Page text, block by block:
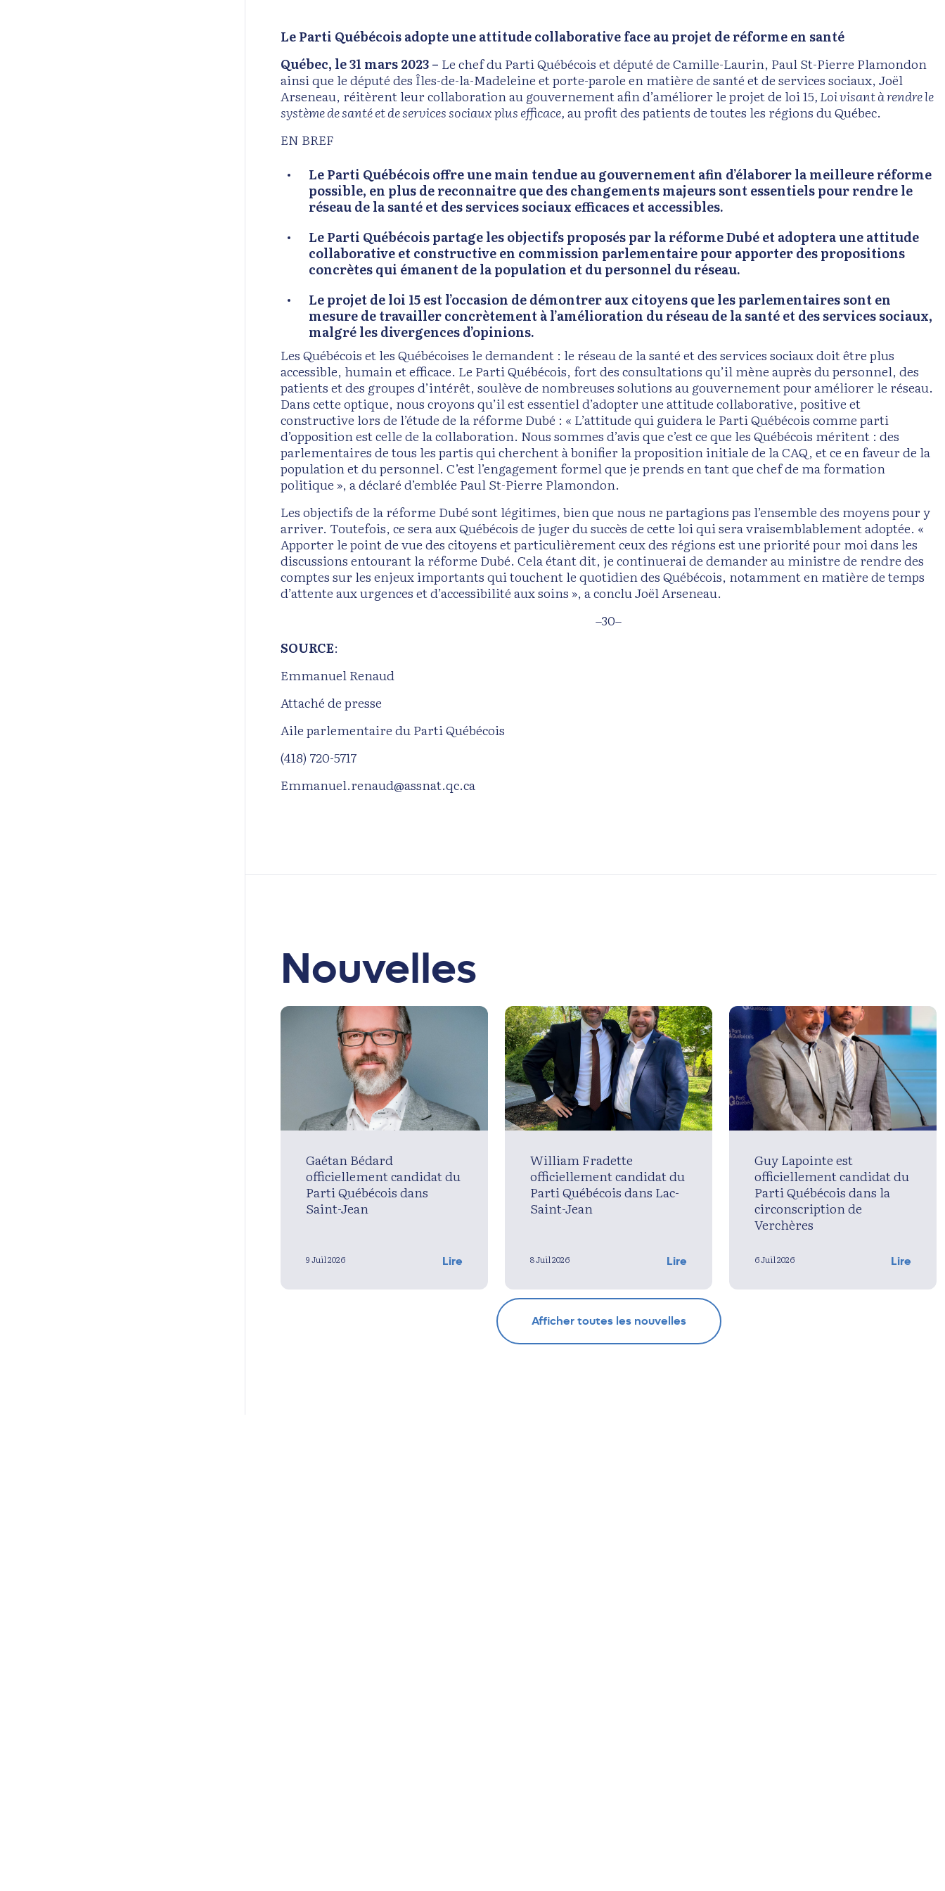
Le Parti Québécois adopte une attitude collaborative face au projet de réforme en santé
Québec, le 31 mars 2023 – Le chef du Parti Québécois et député de Camille-Laurin, Paul St-Pierre Plamondon
ainsi que le député des Îles-de-la-Madeleine et porte-parole en matière de santé et de services sociaux, Joël
Arseneau, réitèrent leur collaboration au gouvernement afin d’améliorer le projet de loi 15, Loi visant à rendre le
système de santé et de services sociaux plus efficace,au profit des patients de toutes les régions du Québec.
EN BREF
Le Parti Québécois offre une main tendue au gouvernement afin d’élaborer la meilleure réforme
possible, en plus de reconnaitre que des changements majeurs sont essentiels pour rendre le
réseau de la santé et des services sociaux efficaces et accessibles.
Le Parti Québécois partage les objectifs proposés par la réforme Dubé et adoptera une attitude
collaborative et constructive en commission parlementaire pour apporter des propositions
concrètes qui émanent de la population et du personnel du réseau.
Le projet de loi 15 est l’occasion de démontrer aux citoyens que les parlementaires sont en
mesure de travailler concrètement à l’amélioration du réseau de la santé et des services sociaux,
malgré les divergences d’opinions.
Les Québécois et les Québécoises le demandent : le réseau de la santé et des services sociaux doit être plus
accessible, humain et efficace. Le Parti Québécois, fort des consultations qu’il mène auprès du personnel, des
patients et des groupes d’intérêt, soulève de nombreuses solutions au gouvernement pour améliorer le réseau.
Dans cette optique, nous croyons qu’il est essentiel d’adopter une attitude collaborative, positive et
constructive lors de l’étude de la réforme Dubé : « L’attitude qui guidera le Parti Québécois comme parti
d’opposition est celle de la collaboration. Nous sommes d’avis que c’est ce que les Québécois méritent : des
parlementaires de tous les partis qui cherchent à bonifier la proposition initiale de la CAQ, et ce en faveur de la
population et du personnel. C’est l’engagement formel que je prends en tant que chef de ma formation
politique », a déclaré d’emblée Paul St-Pierre Plamondon.
Les objectifs de la réforme Dubé sont légitimes, bien que nous ne partagions pas l’ensemble des moyens pour y
arriver. Toutefois, ce sera aux Québécois de juger du succès de cette loi qui sera vraisemblablement adoptée. «
Apporter le point de vue des citoyens et particulièrement ceux des régions est une priorité pour moi dans les
discussions entourant la réforme Dubé. Cela étant dit, je continuerai de demander au ministre de rendre des
comptes sur les enjeux importants qui touchent le quotidien des Québécois, notamment en matière de temps
d’attente aux urgences et d’accessibilité aux soins », a conclu Joël Arseneau.
–30–
SOURCE:
Emmanuel Renaud
Attaché de presse
Aile parlementaire du Parti Québécois
(418) 720-5717
Emmanuel.renaud@assnat.qc.ca
Nouvelles
Gaétan Bédard
officiellement candidat du
Parti Québécois dans
Saint-Jean
9 Juil 2026 Lire
William Fradette
officiellement candidat du
Parti Québécois dans Lac-
Saint-Jean
8 Juil 2026 Lire
Guy Lapointe est
officiellement candidat du
Parti Québécois dans la
circonscription de
Verchères
6 Juil 2026 Lire
Afficher toutes les nouvelles